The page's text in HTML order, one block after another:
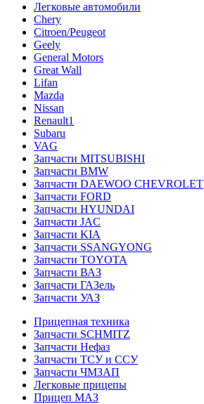
Легковые автомобили
Chery
Citroen/Peugeot
Geely
General Motors
Great Wall
Lifan
Mazda
Nissan
Renault1
Subaru
VAG
Запчасти MITSUBISHI
Запчасти BMW
Запчасти DAEWOO CHEVROLET
Запчасти FORD
Запчасти HYUNDAI
Запчасти JAC
Запчасти KIA
Запчасти SSANGYONG
Запчасти TOYOTA
Запчасти ВАЗ
Запчасти ГАЗель
Запчасти УАЗ
Прицепная техника
Запчасти SCHMITZ
Запчасти Нефаз
Запчасти ТСУ и ССУ
Запчасти ЧМЗАП
Легковые прицепы
Прицеп МАЗ